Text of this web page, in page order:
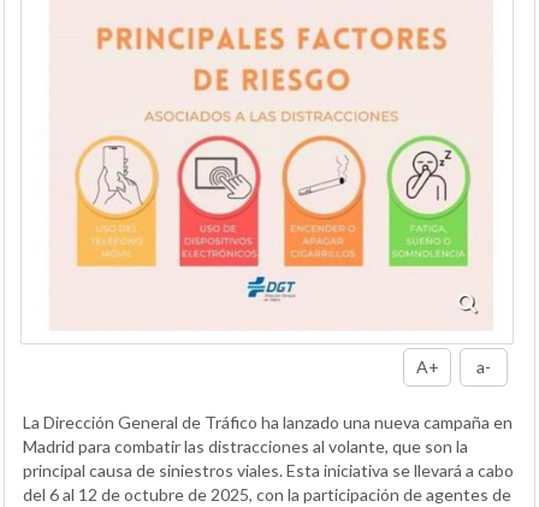
A+ a-
La Dirección General de Tráfico ha lanzado una nueva campaña en
Madrid para combatir las distracciones al volante, que son la
principal causa de siniestros viales. Esta iniciativa se llevará a cabo
del 6 al 12 de octubre de 2025, con la participación de agentes de